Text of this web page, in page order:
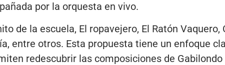
por la orquesta en vivo.
de la escuela, El ropavejero, El Ratón Vaquero,
entre otros. Esta propuesta tiene un enfoque
redescubrir las composiciones de Gabilondo